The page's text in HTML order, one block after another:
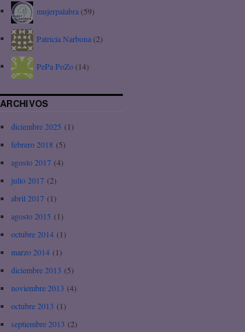
mujerpalabra(59)
Patricia Narbona(2)
PePa PoZo(14)
ARCHIVOS
diciembre 2025 (1)
febrero 2018 (5)
agosto 2017 (4)
julio 2017 (2)
abril 2017 (1)
agosto 2015 (1)
octubre 2014 (1)
marzo 2014 (1)
diciembre 2013 (5)
noviembre 2013 (4)
octubre 2013 (1)
septiembre 2013 (2)